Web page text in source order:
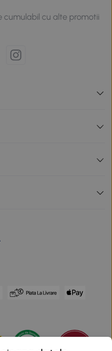
cumulabil cu alte promotii